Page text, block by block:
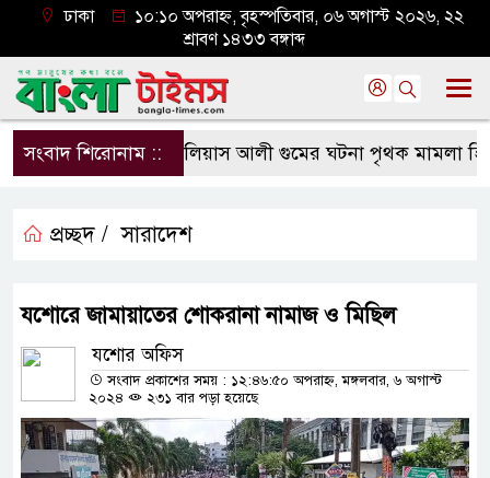
ঢাকা
১০:১০ অপরাহ্ন, বৃহস্পতিবার, ০৬ অগাস্ট ২০২৬, ২২
শ্রাবণ ১৪৩৩ বঙ্গাব্দ
সংবাদ শিরোনাম ::ইলিয়াস আলী গুমের ঘটনা পৃথক মামলা হিসেবে
প্রচ্ছদ / সারাদেশ
যশোরে জামায়াতের শোকরানা নামাজ ও মিছিল
যশোর অফিস
সংবাদ প্রকাশের সময় : ১২:৪৬:৫০ অপরাহ্ন, মঙ্গলবার, ৬ অগাস্ট
২০২৪
২৩১ বার পড়া হয়েছে